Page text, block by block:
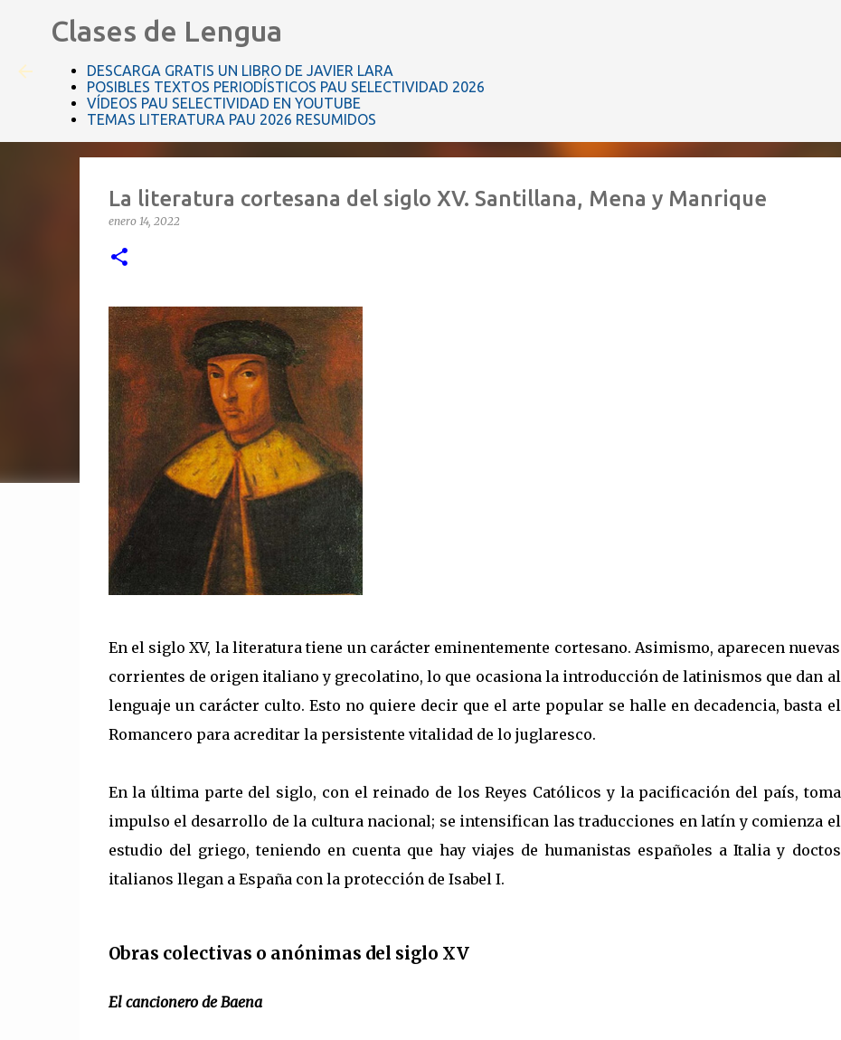
Clases de Lengua
DESCARGA GRATIS UN LIBRO DE JAVIER LARA
POSIBLES TEXTOS PERIODÍSTICOS PAU SELECTIVIDAD 2026
VÍDEOS PAU SELECTIVIDAD EN YOUTUBE
TEMAS LITERATURA PAU 2026 RESUMIDOS
La literatura cortesana del siglo XV. Santillana, Mena y Manrique
enero 14, 2022
En el siglo XV, la literatura tiene un carácter eminentemente cortesano. Asimismo, aparecen nuevas
corrientes de origen italiano y grecolatino, lo que ocasiona la introducción de latinismos que dan al
lenguaje un carácter culto. Esto no quiere decir que el arte popular se halle en decadencia, basta el
Romancero para acreditar la persistente vitalidad de lo juglaresco.
En la última parte del siglo, con el reinado de los Reyes Católicos y la pacificación del país, toma
impulso el desarrollo de la cultura nacional; se intensifican las traducciones en latín y comienza el
estudio del griego, teniendo en cuenta que hay viajes de humanistas españoles a Italia y doctos
italianos llegan a España con la protección de Isabel I.
Obras colectivas o anónimas del siglo XV
El cancionero de Baena